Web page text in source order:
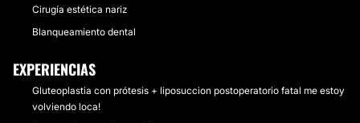
Cirugía estética nariz
Blanqueamiento dental
EXPERIENCIAS
Gluteoplastia con prótesis + liposuccion postoperatorio fatal me estoy
volviendo loca!